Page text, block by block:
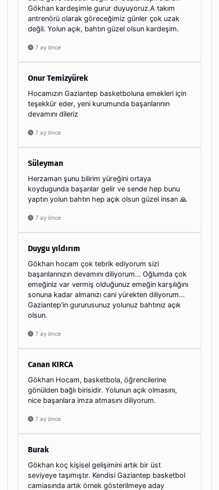
Gökhan kardeşimle gurur duyuyoruz.A takım
antrenörü olarak göreceğimiz günler çok uzak
değil. Yolun açık, bahtın güzel olsun kardeşim.
7 ay önce
Onur Temizyürek
Hocamızın Gaziantep basketboluna emekleri için
teşekkür eder, yeni kurumunda başarılarının
devamını dileriz
7 ay önce
Süleyman
Herzaman şunu bilirim yüreğini ortaya
koydugunda başarılar gelir ve sende hep bunu
yaptın yolun bahtın hep açık olsun güzel insan 🙏
7 ay önce
Duygu yıldırım
Gökhan hocam çok tebrik ediyorum sizi
başarılarınızın devamını diliyorum... Oğlumda çok
emeğiniz var vermiş olduğunuz emeğin karşılığını
sonuna kadar almanızı cani yürekten diliyorum...
Gaziantep'in gururusunuz yolunuz bahtınız açık
olsun.
7 ay önce
Canan KIRCA
Gökhan Hocam, basketbola, öğrencilerine
gönülden bağlı birisidir. Yolunun açık olmasını,
nice başarılara imza atmasını diliyorum.
7 ay önce
Burak
Gökhan koç kişisel gelişimini artık bir üst
seviyeye taşımıştır. Kendisi Gaziantep basketbol
camiasında artık örnek gösterilmeye aday